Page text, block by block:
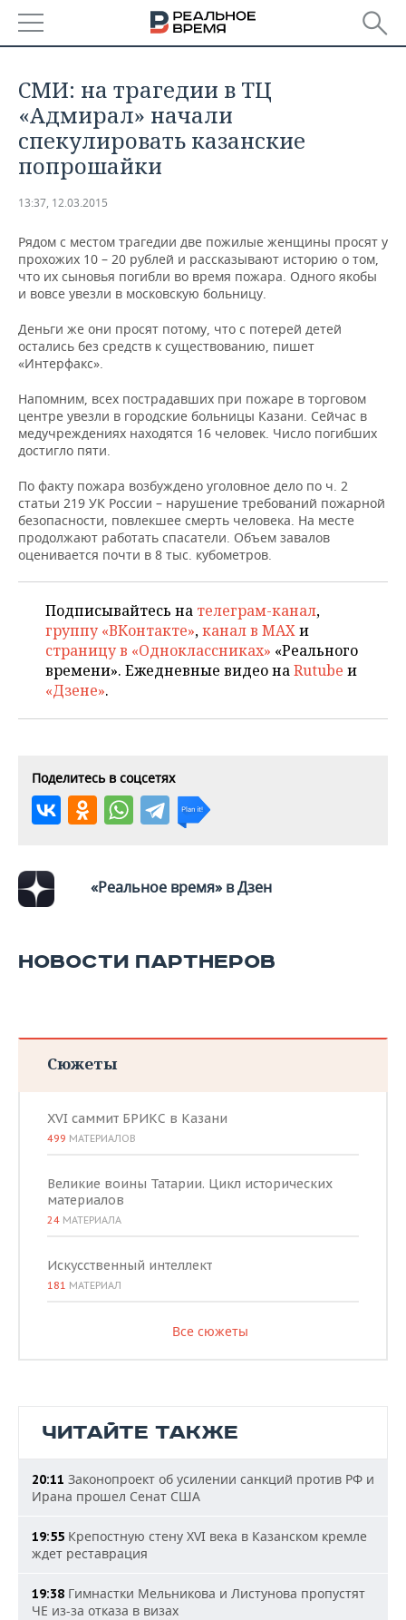
БАШКОРТОСТАН
ТАТАРСТАН
НОВОСТИ
АНАЛИТИКА
КОРОЛИ ГОСЗАКАЗА ПФО
КОМУ ПРИНАДЛЕЖАТ
ТОРГОВЫЕ ЦЕНТРЫ
ФИНАНСЫ
БЮДЖЕТ
ИНВЕСТИЦИИ
НОВОСТИ
ПРОМЫШЛЕННОСТИ
АГРОПРОМ
МАШИНОСТРОЕНИЕ
НЕФТЕХИМИЯ
НЕФТЬ
ОПК
ЭНЕРГЕТИКА
НЕДВИЖИМОСТЬ
НОВОСТИ АВТО
БИЗНЕС
НОВОСТИ БИЗНЕСА
РОЗНИЧНАЯ ТОРГОВЛЯ
ТРАНСПОРТ
УСЛУГИ
ТЕХНОЛОГИИ
НОВОСТИ ТЕХНОЛОГИЙ
IT
МЕДИА
ТЕЛЕКОММУНИКАЦИИ
МЕРОПРИЯТИЯ
НОВОСТИ МЕРОПРИЯТИЙ
ВЫЕЗДНАЯ РЕДАКЦИЯ
БИЗНЕС-БРАНЧИ
ONLINE-КОНФЕРЕНЦИИ
ОТКРЫТАЯ ЛЕКЦИЯ
СПОРТ
НОВОСТИ СПОРТА
ФУТБОЛ
ХОККЕЙ
БАСКЕТБОЛ
ВОЛЕЙБОЛ
ФИГУРНОЕ КАТАНИЕ
ВОДНЫЕ ВИДЫ СПОРТА
ОБЩЕСТВО
НОВОСТИ ОБЩЕСТВА
ВЛАСТЬ
ИНФРАСТРУКТУРА
ИСТОРИЯ
МЕДИЦИНА
ОБРАЗОВАНИЕ
ФОТОГАЛЕРЕЯ
СЮЖЕТЫ
СПРАВОЧНИК
СПИСОК ПЕРСОН
ПОЛНАЯ ВЕРСИЯ
СМИ: на трагедии в ТЦ
«Адмирал» начали
спекулировать казанские
попрошайки
13:37, 12.03.2015
Рядом с местом трагедии две пожилые женщины просят у
прохожих 10 – 20 рублей и рассказывают историю о том,
что их сыновья погибли во время пожара. Одного якобы
и вовсе увезли в московскую больницу.
Деньги же они просят потому, что с потерей детей
остались без средств к существованию, пишет
«Интерфакс».
Напомним, всех пострадавших при пожаре в торговом
центре увезли в городские больницы Казани. Сейчас в
медучреждениях находятся 16 человек. Число погибших
достигло пяти.
По факту пожара возбуждено уголовное дело по ч. 2
статьи 219 УК России – нарушение требований пожарной
безопасности, повлекшее смерть человека. На месте
продолжают работать спасатели. Объем завалов
оценивается почти в 8 тыс. кубометров.
Подписывайтесь на телеграм-канал,
группу «ВКонтакте»,канал в MAXи
страницу в «Одноклассниках» «Реального
времени». Ежедневные видео наRutube и
«Дзене».
Поделитесь в соцсетях
«Реальное время» в Дзен
НОВОСТИ ПАРТНЕРОВ
Сюжеты
XVI саммит БРИКС в Казани
499 МАТЕРИАЛОВ
Великие воины Татарии. Цикл исторических
материалов
24 МАТЕРИАЛА
Искусственный интеллект
181 МАТЕРИАЛ
Все сюжеты
ЧИТАЙТЕ ТАКЖЕ
20:11 Законопроект об усилении санкций против РФ и
Ирана прошел Сенат США
19:55 Крепостную стену XVI века в Казанском кремле
ждет реставрация
19:38 Гимнастки Мельникова и Листунова пропустят
ЧЕ из-за отказа в визах